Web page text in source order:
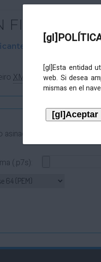
[gl]Esta entidad
web. Si desea
mismas en el
XML
(.p7s):